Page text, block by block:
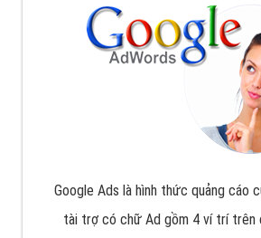
Google Ads là hình thức quảng cáo
tài trợ có chữ Ad gồm 4 ví trí trên